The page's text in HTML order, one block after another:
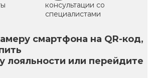
консультации со
специалистами
смартфона на QR-код,
лояльности или перейдите